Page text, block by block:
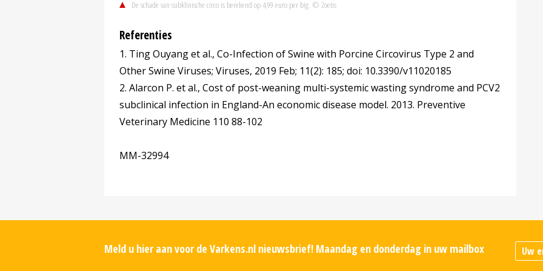
De schade van subklinische circo is berekend op 4,99 euro per big. © Zoetis
Referenties
1. Ting Ouyang et al., Co-Infection of Swine with Porcine Circovirus Type 2 and
Other Swine Viruses; Viruses, 2019 Feb; 11(2): 185; doi: 10.3390/v11020185
2. Alarcon P. et al., Cost of post-weaning multi-systemic wasting syndrome and PCV2
subclinical infection in England-An economic disease model. 2013. Preventive
Veterinary Medicine 110 88-102
MM-32994
Meld u hier aan voor de Varkens.nl nieuwsbrief! Maandag en donderdag in uw mailbox